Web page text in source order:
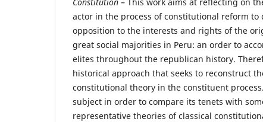
actor in the process of constitutional reform to
opposition to the interests and rights of the
great social majorities in Peru: an order to
elites throughout the republican history.
historical approach that seeks to reconstruct
constitutional theory in the constituent
subject in order to compare its tenets with
representative theories of classical